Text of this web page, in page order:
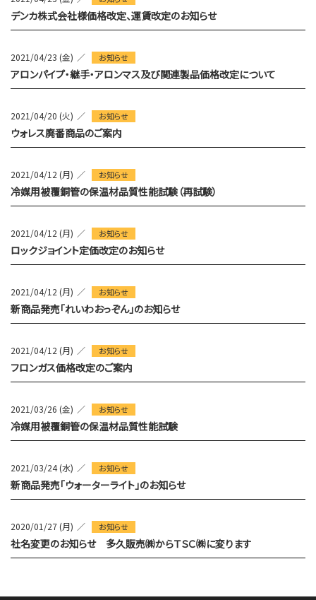
デンカ株式会社様価格改定、運賃改定のお知らせ
2021/04/23 (金) お知らせ
アロンパイプ・継手・アロンマス及び関連製品価格改定について
2021/04/20 (火) お知らせ
ウォレス廃番商品のご案内
2021/04/12 (月) お知らせ
冷媒用被覆銅管の保温材品質性能試験（再試験）
2021/04/12 (月) お知らせ
ロックジョイント定価改定のお知らせ
2021/04/12 (月) お知らせ
新商品発売「れいわおっぞん」のお知らせ
2021/04/12 (月) お知らせ
フロンガス価格改定のご案内
2021/03/26 (金) お知らせ
冷媒用被覆銅管の保温材品質性能試験
2021/03/24 (水) お知らせ
新商品発売「ウォーターライト」のお知らせ
2020/01/27 (月) お知らせ
社名変更のお知らせ 多久販売㈱からＴＳＣ㈱に変ります